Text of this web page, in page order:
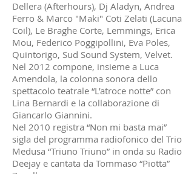
Dellera (Afterhours), Dj Aladyn, Andrea
Ferro & Marco "Maki" Coti Zelati (Lacuna
Coil), Le Braghe Corte, Lemmings, Erica
Mou, Federico Poggipollini, Eva Poles,
Quintorigo, Sud Sound System, Velvet.
Nel 2012 compone, insieme a Luca
Amendola, la colonna sonora dello
spettacolo teatrale “L’atroce notte” con
Lina Bernardi e la collaborazione di
Giancarlo Giannini.
Nel 2010 registra “Non mi basta mai”
sigla del programma radiofonico del Trio
Medusa “Triuno Triuno” in onda su Radio
Deejay e cantata da Tommaso “Piotta”